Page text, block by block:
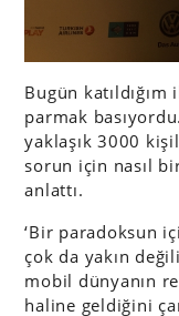
Bugün
parmak
yaklaşık 3000
sorun için nasıl
anlattı.
‘Bir paradoksun
çok da yakın
mobil dünyanın
haline geldiğini